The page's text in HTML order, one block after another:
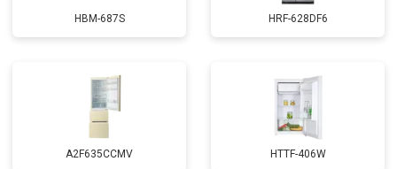
HBM-687S HRF-628DF6
A2F635CCMV HTTF-406W